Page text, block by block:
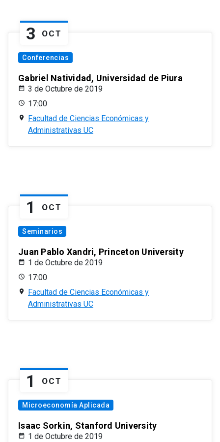
3 OCT
Conferencias
Gabriel Natividad, Universidad de Piura
3 de Octubre de 2019
17:00
Facultad de Ciencias Económicas y
Administrativas UC
1 OCT
Seminarios
Juan Pablo Xandri, Princeton University
1 de Octubre de 2019
17:00
Facultad de Ciencias Económicas y
Administrativas UC
1 OCT
Microeconomía Aplicada
Isaac Sorkin, Stanford University
1 de Octubre de 2019